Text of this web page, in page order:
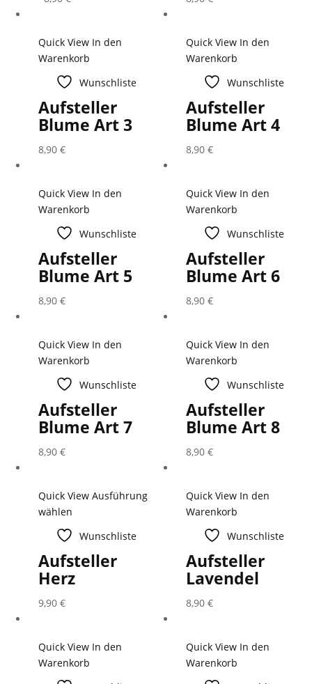
Quick View In den
Warenkorb
Wunschliste
Aufsteller
Blume Art 3
8,90 €
Quick View In den
Warenkorb
Wunschliste
Aufsteller
Blume Art 4
8,90€
Quick View In den
Warenkorb
Wunschliste
Aufsteller
Blume Art 5
8,90 €
Quick View In den
Warenkorb
Wunschliste
Aufsteller
Blume Art 6
8,90€
Quick View In den
Warenkorb
Wunschliste
Aufsteller
Blume Art 7
8,90 €
Quick View In den
Warenkorb
Wunschliste
Aufsteller
Blume Art 8
8,90€
Quick View Ausführung
wählen
Wunschliste
Aufsteller
Herz
9,90 €
Quick View In den
Warenkorb
Wunschliste
Aufsteller
Lavendel
8,90€
Quick View In den
Warenkorb
Quick View In den
Warenkorb